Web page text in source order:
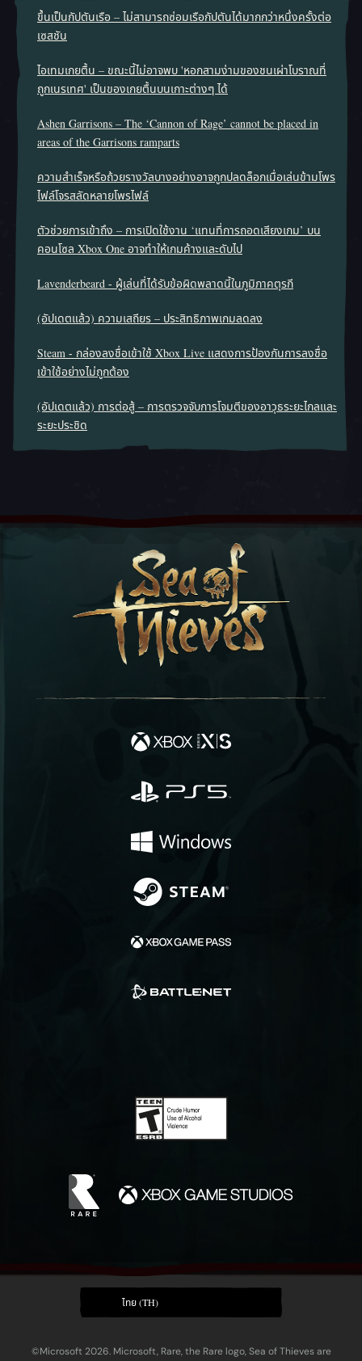
ขึ้นเป็นกัปตันเรือ – ไม่สามารถซ่อมเรือกัปตันได้มากกว่าหนึ่งครั้งต่อ
เซสชัน
ไอเทมเกยตื้น – ขณะนี้ไม่อาจพบ 'หอกสามง่ามของชนเผ่าโบราณที่
ถูกเนรเทศ' เป็นของเกยตื้นบนเกาะต่างๆ ได้
Ashen Garrisons – The ‘Cannon of Rage’ cannot be placed in
areas of the Garrisons ramparts
ความสําเร็จหรือถ้วยรางวัลบางอย่างอาจถูกปลดล็อกเมื่อเล่นข้ามโพร
ไฟล์โจรสลัดหลายโพรไฟล์
ตัวช่วยการเข้าถึง – การเปิดใช้งาน ‘แทนที่การถอดเสียงเกม’ บน
คอนโซล Xbox One อาจทำให้เกมค้างและดับไป
Lavenderbeard - ผู้เล่นที่ได้รับข้อผิดพลาดนี้ในภูมิภาคตุรกี
(อัปเดตแล้ว) ความเสถียร – ประสิทธิภาพเกมลดลง
Steam - กล่องลงชื่อเข้าใช้ Xbox Live แสดงการป้องกันการลงชื่อ
เข้าใช้อย่างไม่ถูกต้อง
(อัปเดตแล้ว) การต่อสู้ – การตรวจจับการโจมตีของอาวุธระยะไกลและ
ระยะประชิด
ไทย (TH)
©Microsoft 2026. Microsoft, Rare, the Rare logo, Sea of Thieves are